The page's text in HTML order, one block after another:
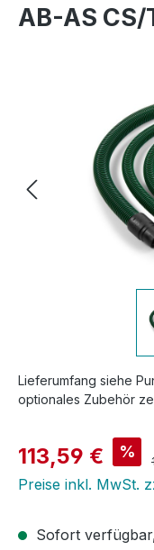
AB-AS CS/
Bildergalerie
Lieferumfang siehe
optionales Zubehör
Verkaufspreis:
113,59 € %
Preise inkl. MwSt.
Sofort